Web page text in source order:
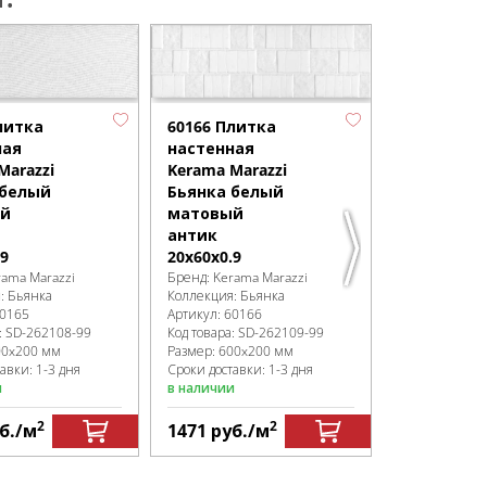
Marazzi
Бьянка
SD-262108-99
мм
1-3 дня
/м2
60166 Плитка
настенная
Kerama Marazzi
Бьянка белый
матовый
антик
20x60x0.9
Бренд: Kerama Marazzi
Коллекция: Бьянка
Артикул: 60166
Код товара: SD-262109-99
Размер: 600x200 мм
Сроки доставки: 1-3 дня
в наличии
1471 руб./м2